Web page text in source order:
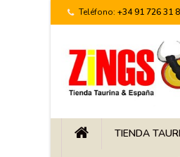
Teléfono: +34 91 726 31
TIENDA